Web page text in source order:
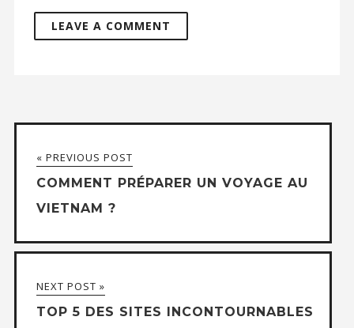
« PREVIOUS POST
COMMENT PRÉPARER UN VOYAGE AU
VIETNAM ?
NEXT POST »
TOP 5 DES SITES INCONTOURNABLES